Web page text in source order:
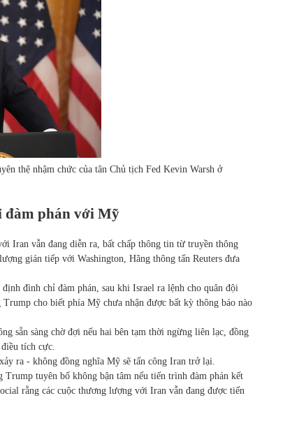
thệ nhậm chức của tân Chủ tịch Fed Kevin Warsh ở
đàm phán với Mỹ
Iran vẫn đang diễn ra, bất chấp thông tin từ truyền thông
gián tiếp với Washington, Hãng thông tấn Reuters đưa
đình chỉ đàm phán, sau khi Israel ra lệnh cho quân đội
cho biết phía Mỹ chưa nhận được bất kỳ thông báo nào
sẵn sàng chờ đợi nếu hai bên tạm thời ngừng liên lạc, đồng
tích cực.
ra - không đồng nghĩa Mỹ sẽ tấn công Iran trở lại.
Trump tuyên bố không bận tâm nếu tiến trình đàm phán kết
rằng các cuộc thương lượng với Iran vẫn đang được tiến